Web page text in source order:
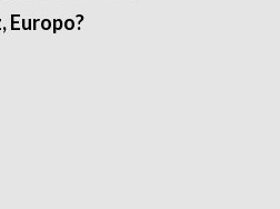
Europo?